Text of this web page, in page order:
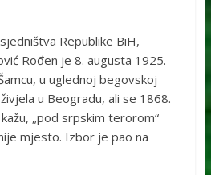
Republike BiH,
Rođen je 8. augusta 1925.
u uglednoj begovskoj
u Beogradu, ali se 1868.
„pod srpskim terorom“
mjesto. Izbor je pao na